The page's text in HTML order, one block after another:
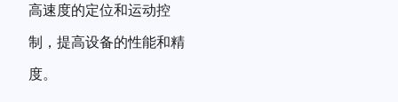
高速度的定位和运动控
制，提高设备的性能和精
度。